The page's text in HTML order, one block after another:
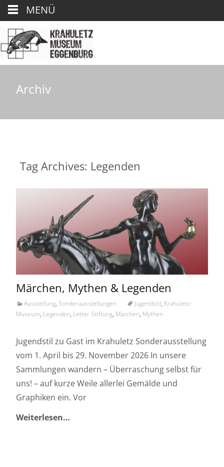
Archiv
Tag Archives: Legenden
Märchen, Mythen & Legenden
Ausstellung, Sonderausstellungen Jugendstil, Krahuletz-
Museum, Legenden, Letter-Stiftung, Märchen, Mythen
Jugendstil zu Gast im Krahuletz Sonderausstellung
vom 1. April bis 29. November 2026 In unsere
Sammlungen wandern – Überraschung selbst für
uns! – auf kurze Weile allerlei Gemälde und
Graphiken ein. Vor
Weiterlesen…
MENÜ